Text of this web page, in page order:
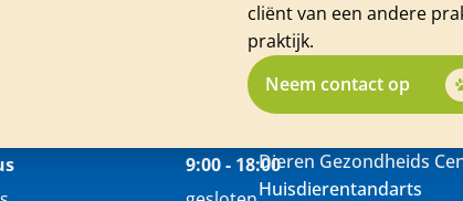
cliënt van een andere
praktijk.
Neem contact op
9:00 - 18:00Dieren Gezondheids
Huisdierentandarts